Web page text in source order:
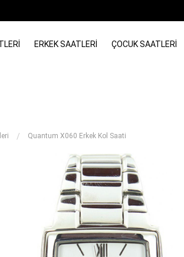
ERKEK SAATLERI ÇOCUK SAATLERI
Quantum X060 Erkek Kol Saati